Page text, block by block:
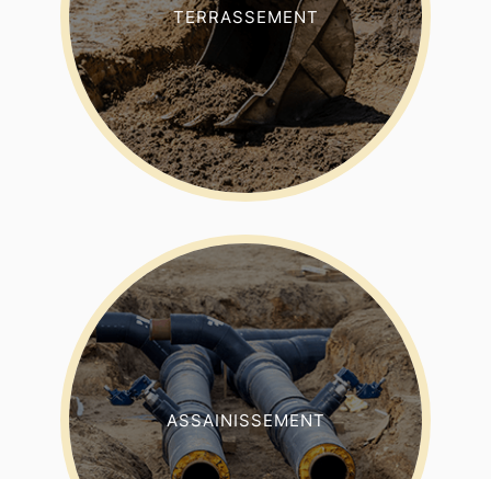
TERRASSEMENT
ASSAINISSEMENT